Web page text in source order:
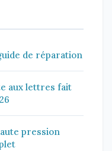
de réparation
aux lettres fait
pression